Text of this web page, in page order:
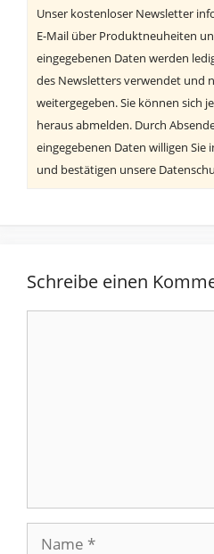
Unser kostenloser Newsletter
E-Mail über Produktneuheiten
eingegebenen Daten werden
des Newsletters verwendet und
weitergegeben. Sie können sich
heraus abmelden. Durch
eingegebenen Daten willigen
und bestätigen unsere
Schreibe einen